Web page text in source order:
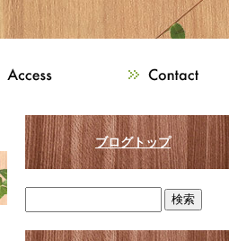
ブログトップ